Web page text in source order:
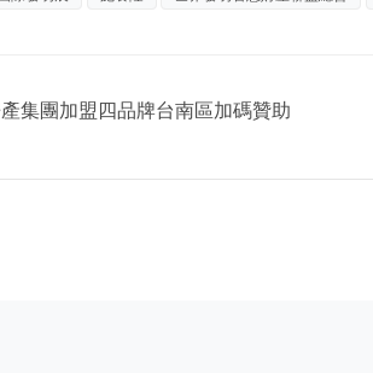
集團加盟四品牌台南區加碼贊助